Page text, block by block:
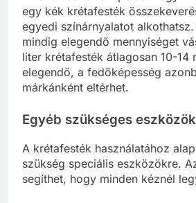
egy kék krétafesték
egyedi színárnyalatot
mindig elegendő mennyiséget
liter krétafesték átlagosan 10-14
elegendő, a fedőképesség
márkánként eltérhet.
Egyéb szükséges eszközök
A krétafesték használatához
szükség speciális eszközökre.
segíthet, hogy minden kéznél